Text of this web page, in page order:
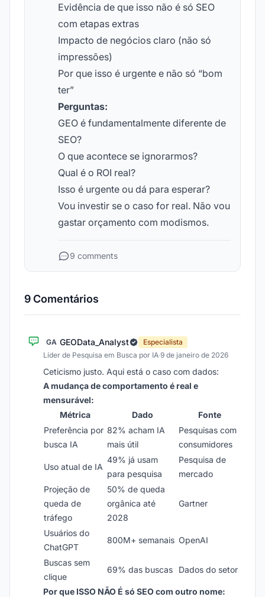
Evidência de que isso não é só SEO
com etapas extras
Impacto de negócios claro (não só
impressões)
Por que isso é urgente e não só “bom
ter”
Perguntas:
GEO é fundamentalmente diferente de
SEO?
O que acontece se ignorarmos?
Qual é o ROI real?
Isso é urgente ou dá para esperar?
Vou investir se o caso for real. Não vou
gastar orçamento com modismos.
9 comments
9 Comentários
GA GEOData_Analyst
Especialista
Líder de Pesquisa em Busca por IA·9 de janeiro de 2026
Ceticismo justo. Aqui está o caso com dados:
A mudança de comportamento é real e
mensurável:
Métrica
Dado
Fonte
Preferência por
busca IA
82% acham IA
mais útil
Pesquisas com
consumidores
Uso atual de IA
49% já usam
para pesquisa
Pesquisa de
mercado
Projeção de
queda de
tráfego
50% de queda
orgânica até
2028
Gartner
Usuários do
ChatGPT
800M+ semanais OpenAI
Buscas sem
clique
69% das buscas Dados do setor
Por que ISSO NÃO É só SEO com outro nome: